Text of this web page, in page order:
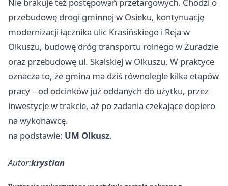
przebudowę drogi gminnej w Osieku, kontynuację
modernizacji łącznika ulic Krasińskiego i Reja w
Olkuszu, budowę dróg transportu rolnego w Żuradzie
oraz przebudowę ul. Skalskiej w Olkuszu. W praktyce
oznacza to, że gmina ma dziś równolegle kilka etapów
pracy – od odcinków już oddanych do użytku, przez
inwestycje w trakcie, aż po zadania czekające dopiero
na wykonawcę.
na podstawie: UM Olkusz.
Autor:krystian